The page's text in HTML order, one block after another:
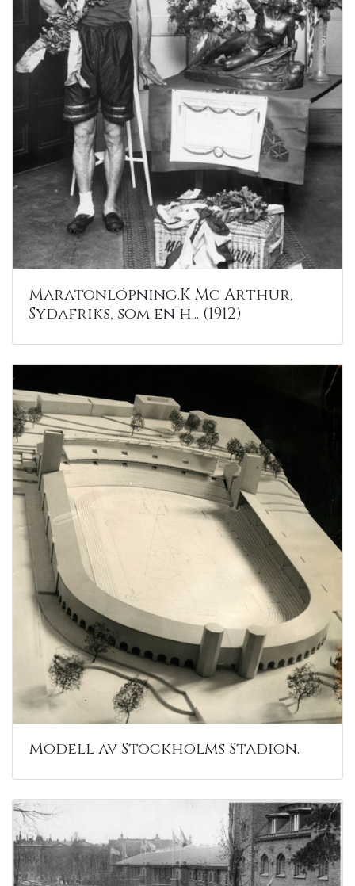
Maratonlöpning.K Mc Arthur,
Sydafriks, som en h... (1912)
Modell av Stockholms Stadion.